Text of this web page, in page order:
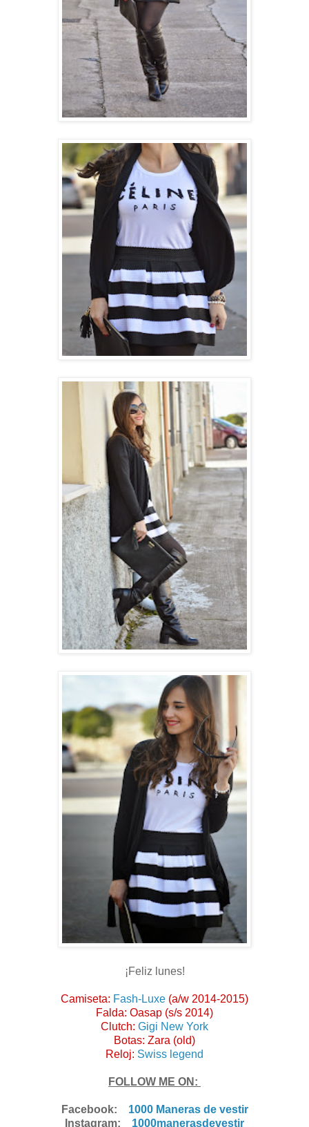
¡Feliz lunes!
Camiseta: Fash-Luxe (a/w 2014-2015)
Falda: Oasap (s/s 2014)
Clutch: Gigi New York
Botas: Zara (old)
Reloj: Swiss legend
FOLLOW ME ON:
Facebook: 1000 Maneras de vestir
Instagram: 1000manerasdevestir